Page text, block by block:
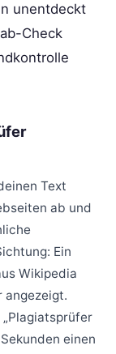
unentdeckt
Check
Text
ab und
Ein
Wikipedia
angezeigt.
einen